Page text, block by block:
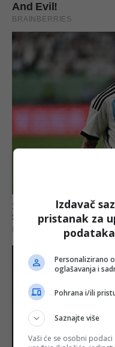
Izdavač
pristanak za
Personalizirano
oglašavanja i
Pohrana i/ili
Saznajte više
Vaši će se osobni